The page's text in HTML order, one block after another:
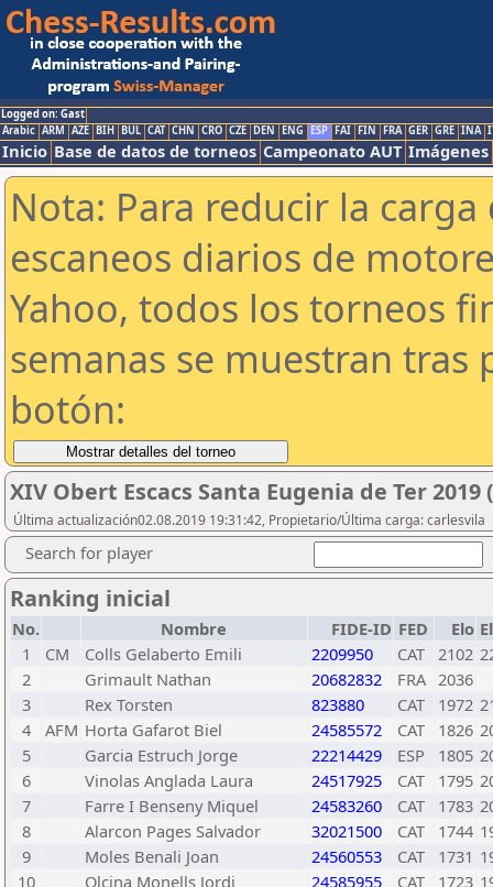
Logged on: Gast
Arabic ARM AZE BIH BUL CAT CHN CRO CZE DEN ENG ESP FAI FIN FRA GER GRE INA
Inicio Base de datos de torneos Campeonato AUT Imágenes
Nota: Para reducir la
escaneos diarios de
Yahoo, todos los torneos
semanas se muestran tras
botón:
XIV Obert Escacs Santa Eugenia de Ter 2019
Última actualización02.08.2019 19:31:42, Propietario/Última carga: carlesvila
Search for player
Ranking inicial
No. Nombre FIDE-ID FED Elo
1
CM Colls Gelaberto Emili 2209950 CAT 2102
2
Grimault Nathan 20682832 FRA 2036
3
Rex Torsten 823880 CAT 1972
4
AFM Horta Gafarot Biel 24585572 CAT 1826
5
Garcia Estruch Jorge 22214429 ESP 1805
6
Vinolas Anglada Laura 24517925 CAT 1795
7
Farre I Benseny Miquel 24583260 CAT 1783
8
Alarcon Pages Salvador 32021500 CAT 1744
9
Moles Benali Joan 24560553 CAT 1731
10
Olcina Monells Jordi 24585955 CAT 1723